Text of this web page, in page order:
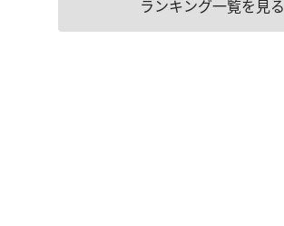
ランキング一覧を見る